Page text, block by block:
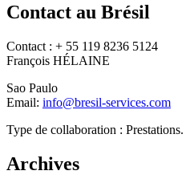
Contact au Brésil
Contact : + 55 119 8236 5124
François HÉLAINE
Sao Paulo
Email: info@bresil-services.com
Type de collaboration : Prestations.
Archives